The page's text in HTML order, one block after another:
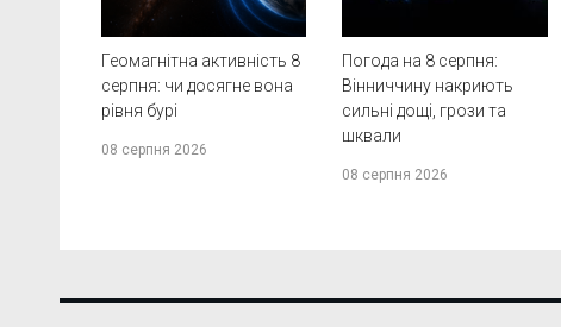
Геомагнітна активність 8
серпня: чи досягне вона
рівня бурі
08 серпня 2026
Погода на 8 серпня:
Вінниччину накриють
сильні дощі, грози та
шквали
08 серпня 2026